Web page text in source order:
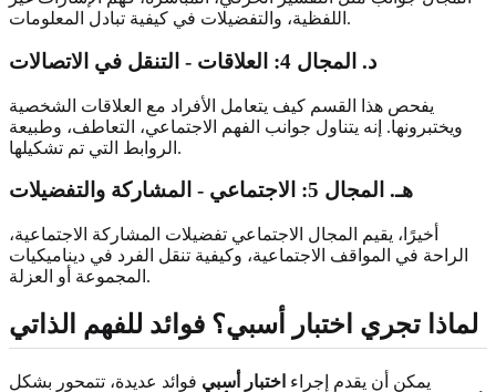
اللفظية، والتفضيلات في كيفية تبادل المعلومات.
د. المجال 4: العلاقات - التنقل في الاتصالات
يفحص هذا القسم كيف يتعامل الأفراد مع العلاقات الشخصية
ويختبرونها. إنه يتناول جوانب الفهم الاجتماعي، التعاطف، وطبيعة
الروابط التي تم تشكيلها.
هـ. المجال 5: الاجتماعي - المشاركة والتفضيلات
أخيرًا، يقيم المجال الاجتماعي تفضيلات المشاركة الاجتماعية،
الراحة في المواقف الاجتماعية، وكيفية تنقل الفرد في ديناميكيات
المجموعة أو العزلة.
لماذا تجري اختبار أسبي؟ فوائد للفهم الذاتي
يمكن أن يقدم إجراء اختبار أسبي فوائد عديدة، تتمحور بشكل